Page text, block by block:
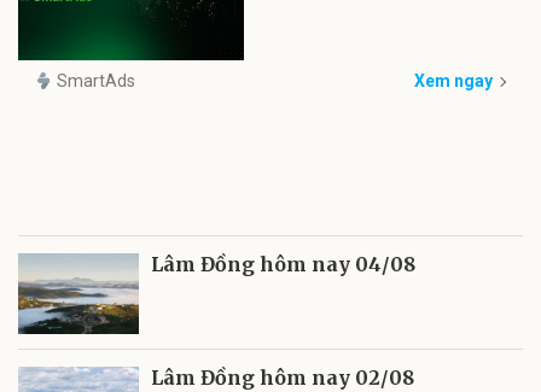
SmartAds Xem ngay
Lâm Đồng hôm nay 04/08
Lâm Đồng hôm nay 02/08